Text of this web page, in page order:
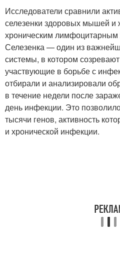
Исследователи сравнили
селезенки здоровых мышей и
хроническим лимфоцитарным
Селезенка — один из
системы, в котором
участвующие в борьбе с
отбирали и анализировали
в течение недели после
день инфекции. Это
тысячи генов, активность
и хронической инфекции.